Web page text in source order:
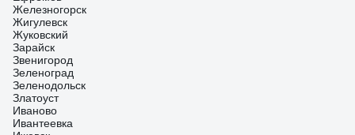
Железногорск
Жигулевск
Жуковский
Зарайск
Звенигород
Зеленоград
Зеленодольск
Златоуст
Иваново
Ивантеевка